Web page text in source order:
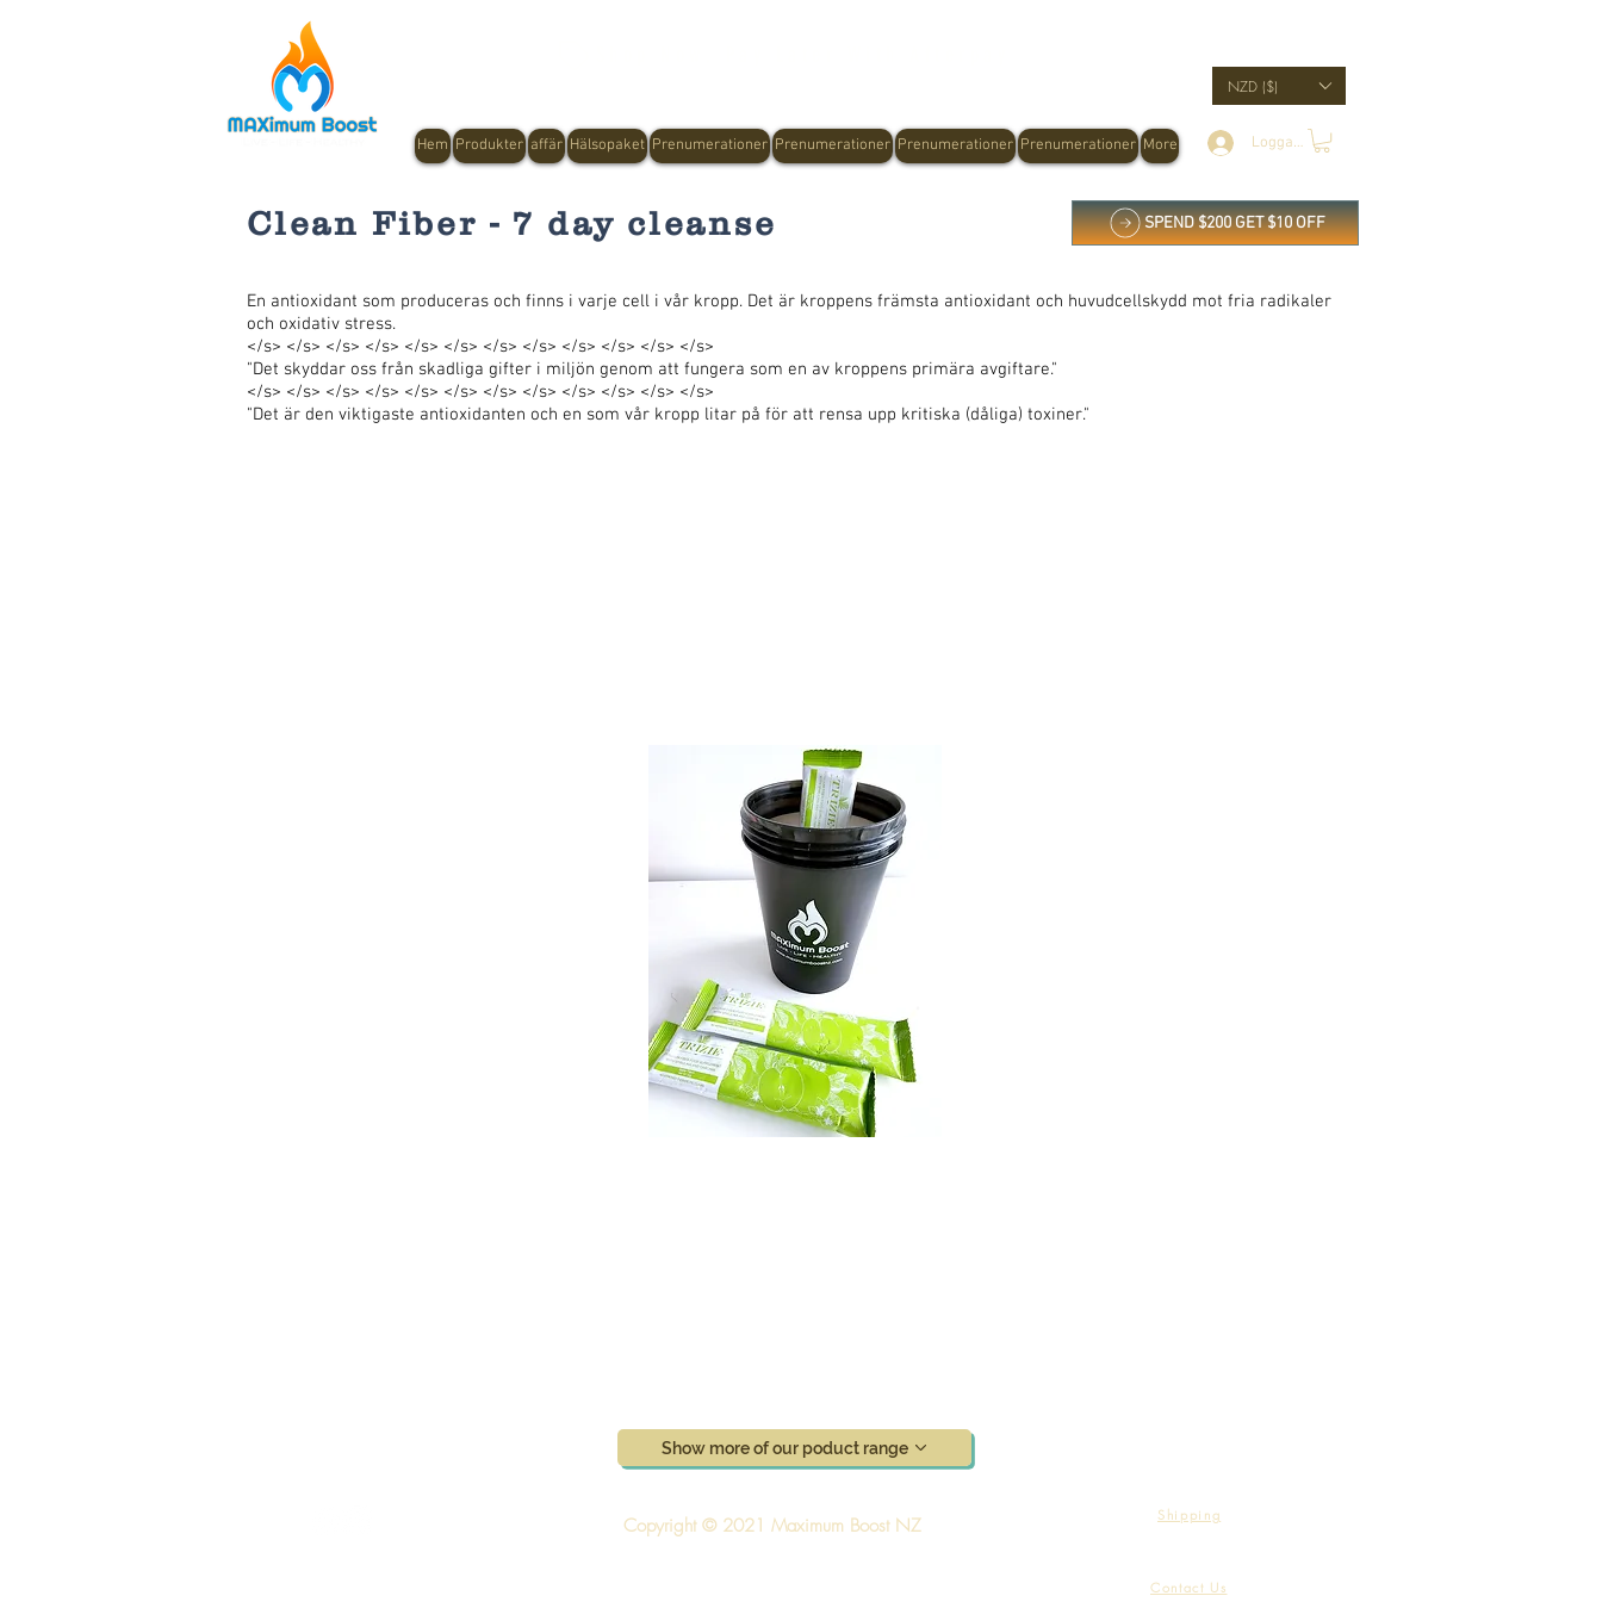
Hem Produkter affär Hälsopaket Prenumerationer Prenumerationer Prenumerationer Prenumerationer More
NZD ($)
Logga in
Clean Fiber - 7 day cleanse SPEND $200 GET $10 OFF
En antioxidant som produceras och finns i varje cell i vår kropp. Det är kroppens främsta antioxidant och huvudcellskydd mot fria radikaler
och oxidativ stress.
</s> </s> </s> </s> </s> </s> </s> </s> </s> </s> </s> </s>
"Det skyddar oss från skadliga gifter i miljön genom att fungera som en av kroppens primära avgiftare."
</s> </s> </s> </s> </s> </s> </s> </s> </s> </s> </s> </s>
"Det är den viktigaste antioxidanten och en som vår kropp litar på för att rensa upp kritiska (dåliga) toxiner."
Show more of our poduct range
Copyright © 2021 Maximum Boost NZ Shipping
Contact Us